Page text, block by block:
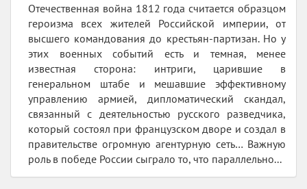
Отечественная война 1812 года считается образцом
героизма всех жителей Российской империи, от
высшего командования до крестьян-партизан. Но у
этих военных событий есть и темная, менее
известная сторона: интриги, царившие в
генеральном штабе и мешавшие эффективному
управлению армией, дипломатический скандал,
связанный с деятельностью русского разведчика,
который состоял при французском дворе и создал в
правительстве огромную агентурную сеть… Важную
роль в победе России сыграло то, что параллельно...